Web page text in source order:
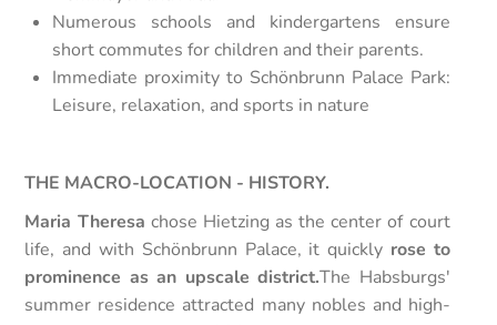
Numerous schools and kindergartens ensure
short commutes for children and their parents.
Immediate proximity to Schönbrunn Palace Park:
Leisure, relaxation, and sports in nature
THE MACRO-LOCATION - HISTORY.
Maria Theresa chose Hietzing as the center of court
life, and with Schönbrunn Palace, it quickly rose to
prominence as an upscale district.The Habsburgs'
summer residence attracted many nobles and high-